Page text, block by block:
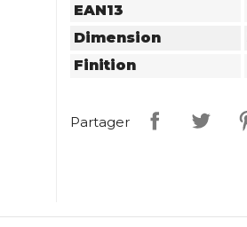
EAN13
Dimension
Finition
Partager